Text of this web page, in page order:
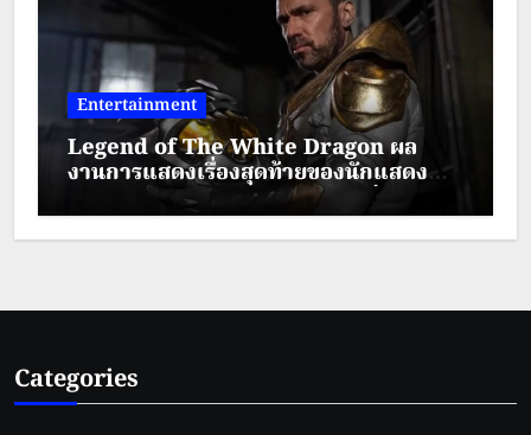
Entertainment
Legend of The White Dragon ผล
งานการแสดงเรื่องสุดท้ายของนักแสดง
ระดับตำนาน “เจสัน เดวิด แฟรงค์”
Categories